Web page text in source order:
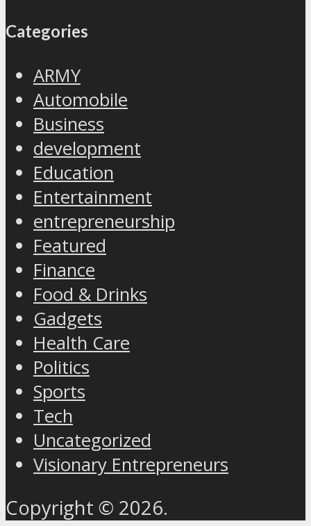
Categories
ARMY
Automobile
Business
development
Education
Entertainment
entrepreneurship
Featured
Finance
Food & Drinks
Gadgets
Health Care
Politics
Sports
Tech
Uncategorized
Visionary Entrepreneurs
Copyright © 2026.